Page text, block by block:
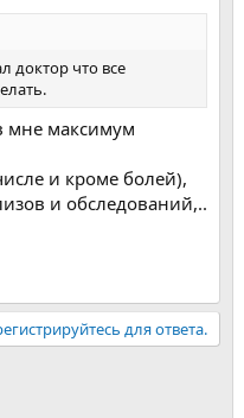
доктор что все
мне максимум
и кроме болей),
и обследований,..
для ответа.